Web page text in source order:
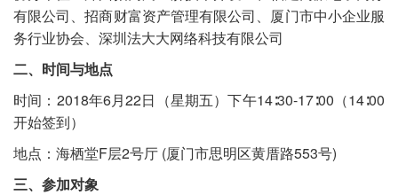
有限公司、招商财富资产管理有限公司、厦门市中小企业服
务行业协会、深圳法大大网络科技有限公司
二、时间与地点
时间：2018年6月22日（星期五）下午14∶30-17∶00（14∶00
开始签到）
地点：海栖堂F层2号厅 (厦门市思明区黄厝路553号)
三、参加对象